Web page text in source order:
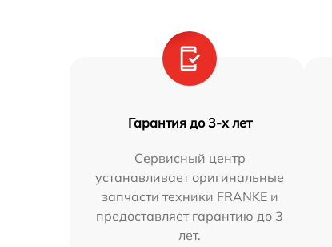
Гарантия до 3-х лет
Сервисный центр
устанавливает оригинальные
запчасти техники FRANKE и
предоставляет гарантию до 3
лет.